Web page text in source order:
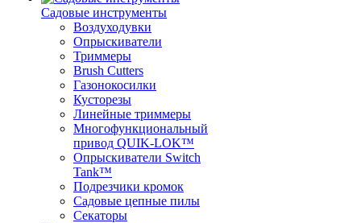
Садовые инструменты
Воздуходувки
Опрыскиватели
Триммеры
Brush Cutters
Газонокосилки
Кусторезы
Линейные триммеры
Многофункциональный
привод QUIK-LOK™
Опрыскиватели Switch
Tank™
Подрезчики кромок
Садовые цепные пилы
Секаторы